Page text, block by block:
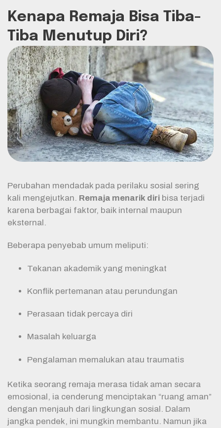
Kenapa Remaja Bisa Tiba-
Tiba Menutup Diri?
Perubahan mendadak pada perilaku sosial sering
kali mengejutkan. Remaja menarik diri bisa terjadi
karena berbagai faktor, baik internal maupun
eksternal.
Beberapa penyebab umum meliputi:
Tekanan akademik yang meningkat
Konflik pertemanan atau perundungan
Perasaan tidak percaya diri
Masalah keluarga
Pengalaman memalukan atau traumatis
Ketika seorang remaja merasa tidak aman secara
emosional, ia cenderung menciptakan “ruang aman”
dengan menjauh dari lingkungan sosial. Dalam
jangka pendek, ini mungkin membantu. Namun jika